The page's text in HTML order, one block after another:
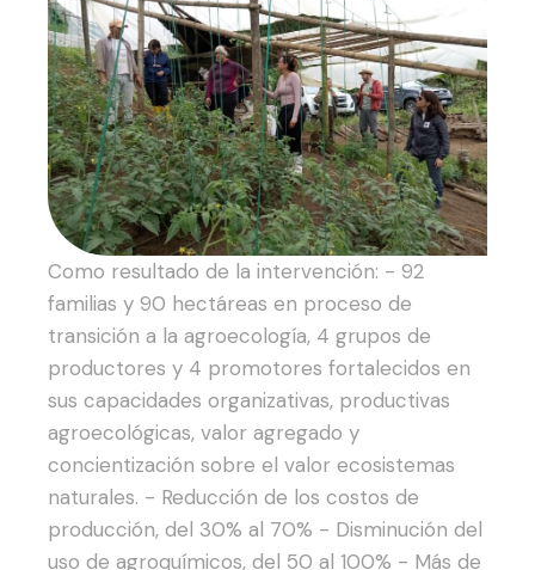
Como resultado de la intervención: - 92
familias y 90 hectáreas en proceso de
transición a la agroecología, 4 grupos de
productores y 4 promotores fortalecidos en
sus capacidades organizativas, productivas
agroecológicas, valor agregado y
concientización sobre el valor ecosistemas
naturales. - Reducción de los costos de
producción, del 30% al 70% - Disminución del
uso de agroquímicos, del 50 al 100% - Más de